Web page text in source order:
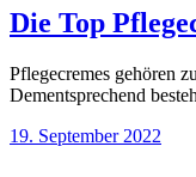
Die Top
Pflegecremes gehören
Dementsprechend
19. September 2022